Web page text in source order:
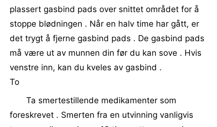
plassert gasbind pads over snittet området for å
stoppe blødningen . Når en halv time har gått, er
det trygt å fjerne gasbind pads . De gasbind pads
må være ut av munnen din før du kan sove . Hvis
venstre inn, kan du kveles av gasbind .
To
Ta smertestillende medikamenter som
foreskrevet . Smerten fra en utvinning vanligvis